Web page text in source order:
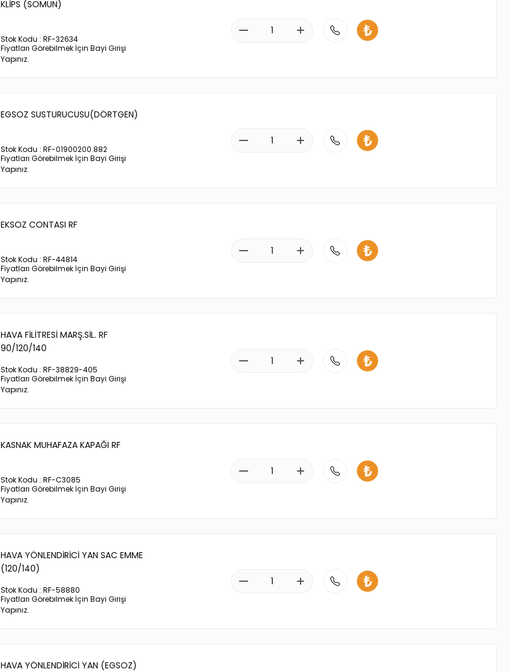
KLİPS (SOMUN)
Stok Kodu : RF-32634
Fiyatları Görebilmek İçin Bayi Girişi
Yapınız.
EGSOZ SUSTURUCUSU(DÖRTGEN)
Stok Kodu : RF-01900200.882
Fiyatları Görebilmek İçin Bayi Girişi
Yapınız.
EKSOZ CONTASI RF
Stok Kodu : RF-44814
Fiyatları Görebilmek İçin Bayi Girişi
Yapınız.
HAVA FİLİTRESİ MARŞ.SİL. RF
90/120/140
Stok Kodu : RF-38829-405
Fiyatları Görebilmek İçin Bayi Girişi
Yapınız.
KASNAK MUHAFAZA KAPAĞI RF
Stok Kodu : RF-C3085
Fiyatları Görebilmek İçin Bayi Girişi
Yapınız.
HAVA YÖNLENDİRİCİ YAN SAC EMME
(120/140)
Stok Kodu : RF-58880
Fiyatları Görebilmek İçin Bayi Girişi
Yapınız.
HAVA YÖNLENDİRİCİ YAN (EGSOZ)